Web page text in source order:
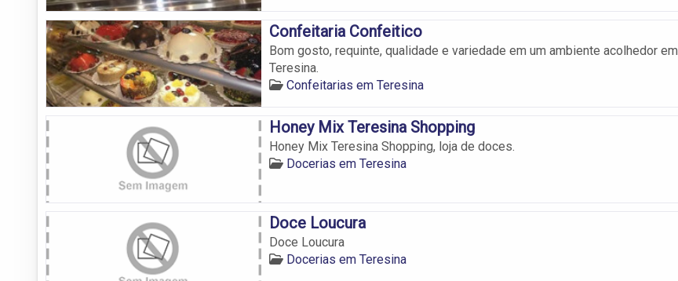
Confeitaria Confeitico
Bom gosto, requinte, qualidade e variedade em um ambiente acolhedor em
Teresina.
Confeitarias em Teresina
Honey Mix Teresina Shopping
Honey Mix Teresina Shopping, loja de doces.
Docerias em Teresina
Doce Loucura
Doce Loucura
Docerias em Teresina